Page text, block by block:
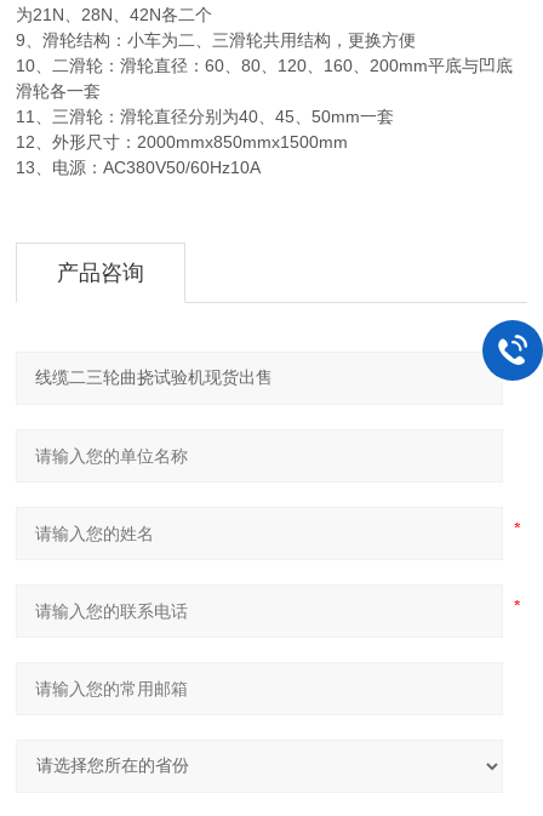
为21N、28N、42N各二个
9、滑轮结构：小车为二、三滑轮共用结构，更换方便
10、二滑轮：滑轮直径：60、80、120、160、200mm平底与凹底
滑轮各一套
11、三滑轮：滑轮直径分别为40、45、50mm一套
12、外形尺寸：2000mmx850mmx1500mm
13、电源：AC380V50/60Hz10A
产品咨询